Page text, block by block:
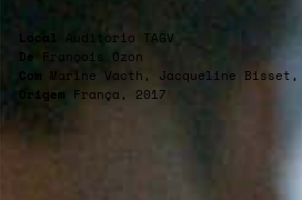
Local
Auditório TAGV
De
François Ozon
Com
Marine Vacth, Jacqueline Bisset,
Origem França, 2017